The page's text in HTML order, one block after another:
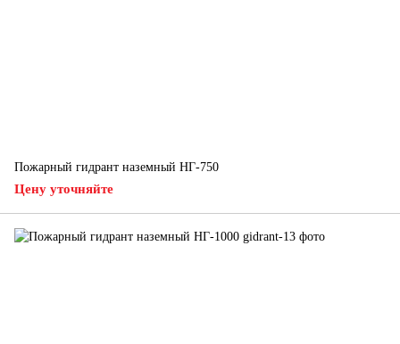
Пожарный гидрант наземный НГ-750
Цену уточняйте